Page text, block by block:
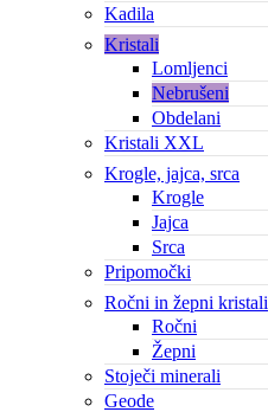
Kadila
Kristali
Lomljenci
Nebrušeni
Obdelani
Kristali XXL
Krogle, jajca, srca
Krogle
Jajca
Srca
Pripomočki
Ročni in žepni kristali
Ročni
Žepni
Stoječi minerali
Geode